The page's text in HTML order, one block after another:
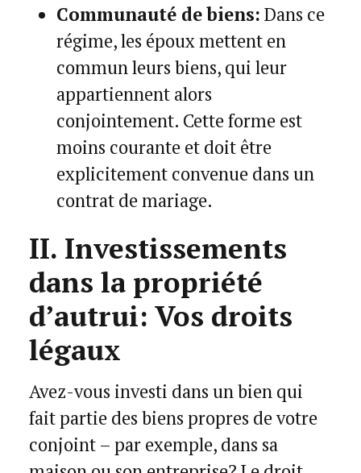
Communauté de biens: Dans ce
régime, les époux mettent en
commun leurs biens, qui leur
appartiennent alors
conjointement. Cette forme est
moins courante et doit être
explicitement convenue dans un
contrat de mariage.
II. Investissements
dans la propriété
d’autrui: Vos droits
légaux
Avez-vous investi dans un bien qui
fait partie des biens propres de votre
conjoint – par exemple, dans sa